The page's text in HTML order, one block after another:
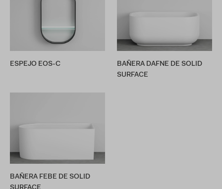
ESPEJO EOS-C
BAÑERA DAFNE DE SOLID
SURFACE
BAÑERA FEBE DE SOLID